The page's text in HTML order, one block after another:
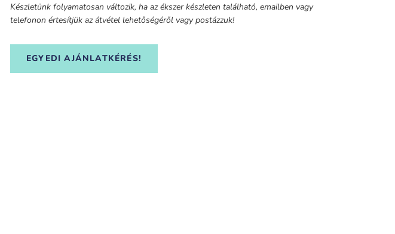
Készletünk folyamatosan változik, ha az ékszer készleten található, emailben vagy
telefonon értesítjük az átvétel lehetőségéről vagy postázzuk!
EGYEDI AJÁNLATKÉRÉS!